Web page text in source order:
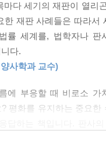
의 시각으로 봐도 모두
’의 경우, 목적 달성을
데 크게 기여한 것(사
을 이끌며 인권을 보호
력에도 박수를 보내야 할
길이 남을 정의로운 재
마다 세기의 재판이 열리
한 재판 사례들은 따라
률 세계를, 법학자나
다.
사학과 교수)
에 부응할 때 비로소
평화를 유지하는 중요